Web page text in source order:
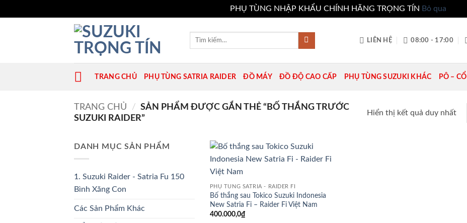
PHỤ TÙNG NHẬP KHẨU CHÍNH HÃNG TRỌNG TÍN Bỏ qua
Tìm
LIÊN HỆ 08:00 - 17:00
TRANG CHỦ PHỤ TÙNG SATRIA RAIDER ĐỒ MÁY ĐỒ ĐỘ CAO CẤP PHỤ TÙNG SUZUKI KHÁC PÔ – CỔ
TRANG CHỦ / SẢN PHẨM ĐƯỢC GẮN THẺ “BỐ THẮNG TRƯỚC
SUZUKI RAIDER”
Hiển thị kết quả duy nhất
DANH MỤC SẢN PHẨM
1. Suzuki Raider - Satria Fu 150
Bình Xăng Con
Các Sản Phẩm Khác
PHỤ TÙNG SATRIA - RAIDER FI
Bố thắng sau Tokico Suzuki Indonesia
New Satria Fi – Raider Fi Việt Nam
400.000,0₫